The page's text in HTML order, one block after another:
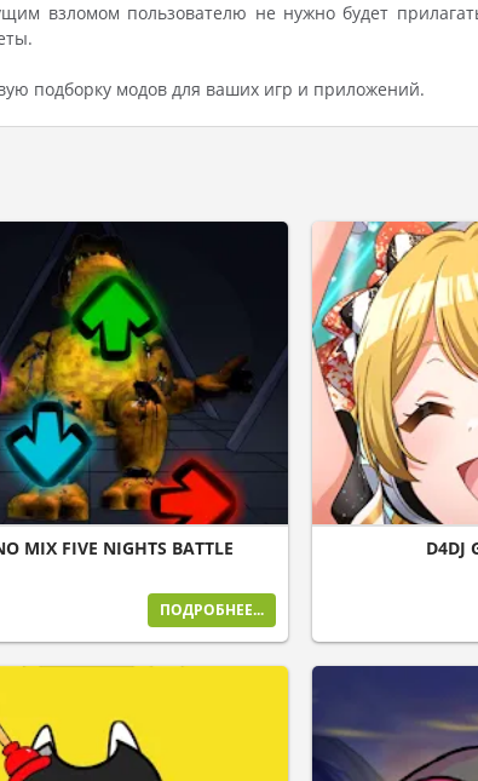
взломом пользователю не нужно будет
подборку модов для ваших игр и приложений.
MIX FIVE NIGHTS BATTLE
ПОДРОБНЕЕ...
D4DJ